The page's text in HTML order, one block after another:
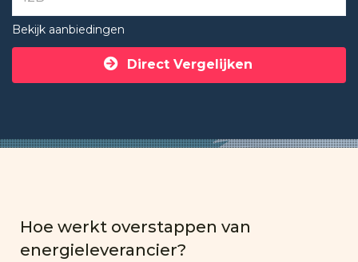
Bekijk aanbiedingen
Direct Vergelijken
Hoe werkt overstappen van
energieleverancier?